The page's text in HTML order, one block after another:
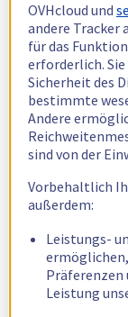
OVHcloud und
andere Tracker
für das
erforderlich.
Sicherheit des
bestimmte
Andere
sind von der
Vorbehaltlich
außerdem:
Leistungs-
Präferenzen
Leistung